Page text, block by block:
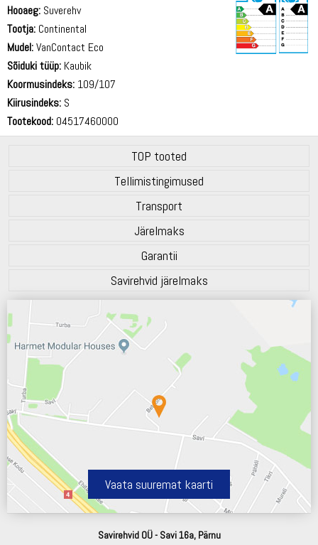
Hooaeg: Suverehv
Tootja: Continental
Mudel:VanContact Eco
Sõiduki tüüp: Kaubik
Koormusindeks: 109/107
Kiirusindeks: S
Tootekood: 04517460000
TOP tooted
Tellimistingimused
Transport
Järelmaks
Garantii
Savirehvid järelmaks
Vaata suuremat kaarti
Savirehvid OÜ - Savi 16a, Pärnu